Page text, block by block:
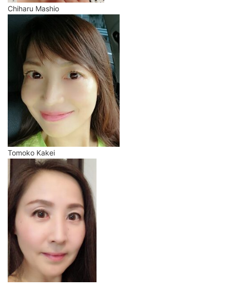
Chiharu Mashio
Tomoko Kakei